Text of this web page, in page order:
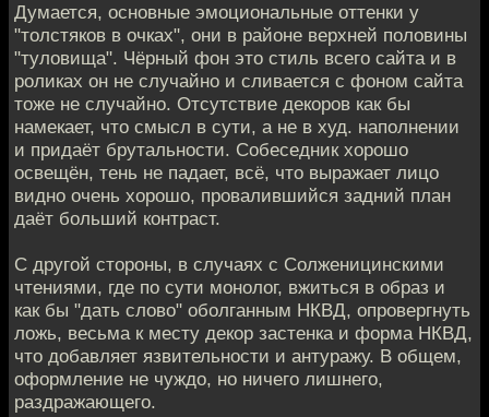
Думается, основные эмоциональные оттенки у
"толстяков в очках", они в районе верхней половины
"туловища". Чёрный фон это стиль всего сайта и в
роликах он не случайно и сливается с фоном сайта
тоже не случайно. Отсутствие декоров как бы
намекает, что смысл в сути, а не в худ. наполнении
и придаёт брутальности. Собеседник хорошо
освещён, тень не падает, всё, что выражает лицо
видно очень хорошо, провалившийся задний план
даёт больший контраст.
С другой стороны, в случаях с Солженицинскими
чтениями, где по сути монолог, вжиться в образ и
как бы "дать слово" оболганным НКВД, опровергнуть
ложь, весьма к месту декор застенка и форма НКВД,
что добавляет язвительности и антуражу. В общем,
оформление не чуждо, но ничего лишнего,
раздражающего.